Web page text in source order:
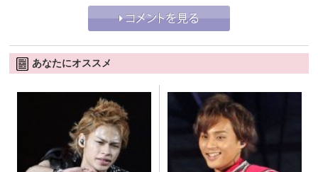
あなたにオススメ